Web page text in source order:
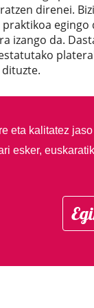
direnei.
izango da.
eta kalitatez
esker,